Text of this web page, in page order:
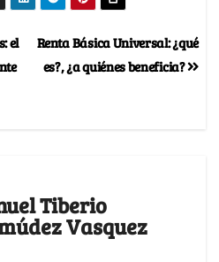
Renta Básica Universal: ¿qué
es?, ¿a quiénes beneficia?
el
Tiberio
Vasquez